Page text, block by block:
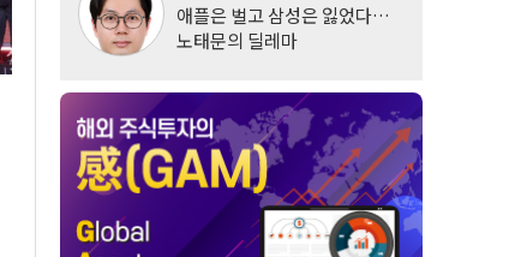
애플은 벌고 삼성은 잃었다…
노태문의 딜레마